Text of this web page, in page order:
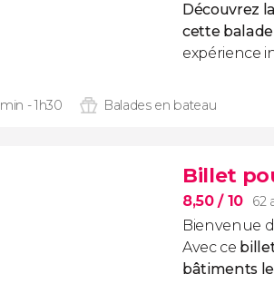
Découvrez
cette
expérience
- 1h30 Balades en bateau
Billet
8,50/ 10 62
Bienvenue
Avec ce
bâtiments